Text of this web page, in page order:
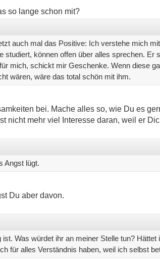
so lange schon mit?
auch mal das Positive: Ich verstehe mich
studiert, können offen über alles sprechen. Er
mich, schickt mir Geschenke. Wenn diese
wären, wäre das total schön mit ihm.
bei. Mache alles so, wie Du es
nicht mehr viel Interesse daran, weil er
Angst lügt.
Du aber davon.
Was würdet ihr an meiner Stelle tun?
für alles Verständnis haben, weil ich selbst